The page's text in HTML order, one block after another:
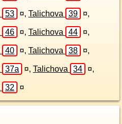
53 ¤, Talichova 39 ¤,
46 ¤, Talichova 44 ¤,
40 ¤, Talichova 38 ¤,
37a ¤, Talichova 34 ¤,
32 ¤